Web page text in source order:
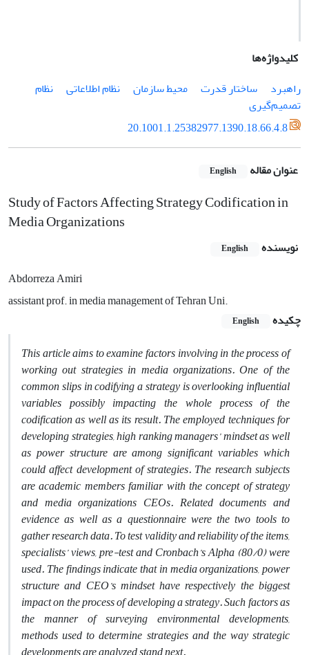
کلیدواژه‌ها
راهبرد
ساختار قدرت محیط سازمان نظام اطلاعاتی
نظام
تصمیم‌گیری
20.1001.1.25382977.1390.18.66.4.8
عنوان مقاله English
Study of Factors Affecting Strategy Codification in
Media Organizations
نویسنده English
Abdorreza Amiri
assistant prof. in media management of Tehran Uni.
چکیده
English
This article aims to examine factors involving in the process of
working out strategies in media organizations. One of the
common slips in codifying a strategy is overlooking influential
variables possibly impacting the whole process of the
codification as well as its result. The employed techniques for
developing strategies, high ranking managers’ mindset as well
as power structure are among significant variables which
could affect development of strategies. The research subjects
are academic members familiar with the concept of strategy
and media organizations CEOs. Related documents and
evidence as well as a questionnaire were the two tools to
gather research data. To test validity and reliability of the items,
specialists’ views, pre-test and Cronbach’s Alpha (80/0) were
used. The findings indicate that in media organizations, power
structure and CEO’s mindset have respectively the biggest
impact on the process of developing a strategy. Such factors as
the manner of surveying environmental developments,
methods used to determine strategies and the way strategic